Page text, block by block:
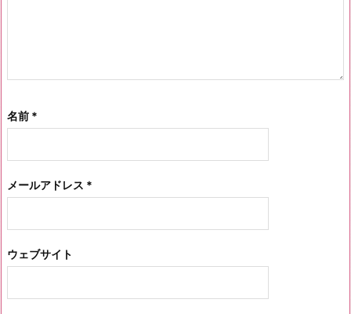
名前 *
メールアドレス *
ウェブサイト